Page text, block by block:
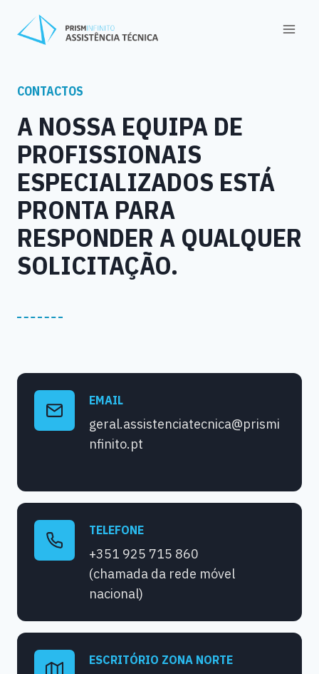
content
CONTACTOS
A NOSSA EQUIPA DE
PROFISSIONAIS
ESPECIALIZADOS ESTÁ
PRONTA PARA
RESPONDER A QUALQUER
SOLICITAÇÃO.
EMAIL
geral.assistenciatecnica@prismi
nfinito.pt
TELEFONE
+351 925 715 860
(chamada da rede móvel
nacional)
ESCRITÓRIO ZONA NORTE